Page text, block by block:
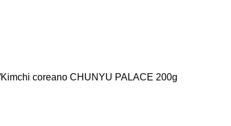
Kimchi coreano CHUNYU PALACE 200g